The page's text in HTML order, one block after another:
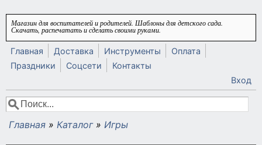
Перейти к основному содержанию
Магазин для воспитателей и родителей. Шаблоны для детского сада.
Скачать, распечатать и сделать своими руками.
Главная Доставка Инструменты
Оплата
Праздники
Соцсети
Контакты
Вход
Форма поиска
Поиск
Вы здесь
Главная » Каталог » Игры